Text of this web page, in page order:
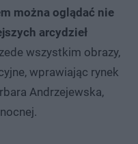
można oglądać nie
arcydzieł
wszystkim obrazy,
wprawiając rynek
Andrzejewska,